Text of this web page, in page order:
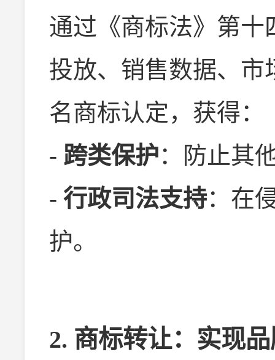
通过《商标法》第十
投放、销售数据、市
名商标认定，获得：
- 跨类保护：防止其
- 行政司法支持：在
护。
2. 商标转让：实现